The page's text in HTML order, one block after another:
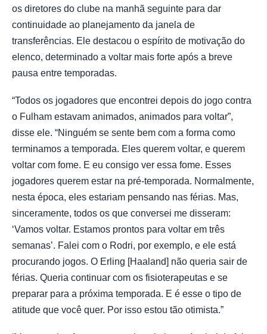
os diretores do clube na manhã seguinte para dar
continuidade ao planejamento da janela de
transferências. Ele destacou o espírito de motivação do
elenco, determinado a voltar mais forte após a breve
pausa entre temporadas.
“Todos os jogadores que encontrei depois do jogo contra
o Fulham estavam animados, animados para voltar”,
disse ele. “Ninguém se sente bem com a forma como
terminamos a temporada. Eles querem voltar, e querem
voltar com fome. E eu consigo ver essa fome. Esses
jogadores querem estar na pré-temporada. Normalmente,
nesta época, eles estariam pensando nas férias. Mas,
sinceramente, todos os que conversei me disseram:
‘Vamos voltar. Estamos prontos para voltar em três
semanas’. Falei com o Rodri, por exemplo, e ele está
procurando jogos. O Erling [Haaland] não queria sair de
férias. Queria continuar com os fisioterapeutas e se
preparar para a próxima temporada. E é esse o tipo de
atitude que você quer. Por isso estou tão otimista.”